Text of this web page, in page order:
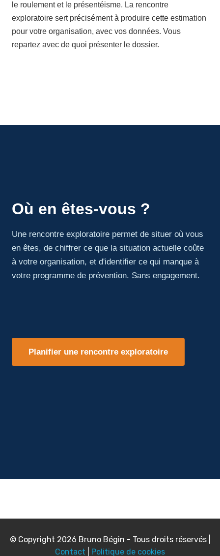
le roulement et le présentéisme. La rencontre
exploratoire sert précisément à produire cette estimation
pour votre organisation, avec vos données. Vous
repartez avec de quoi présenter le dossier.
Où en êtes-vous ?
Une rencontre exploratoire permet de situer où vous
en êtes, de chiffrer ce que la situation actuelle coûte
à votre organisation, et d'identifier ce qui manque à
votre programme de prévention. Sans engagement.
Planifier une rencontre exploratoire
© Copyright 2026 Bruno Bégin - Tous droits réservés |
Contact
Politique de cookies